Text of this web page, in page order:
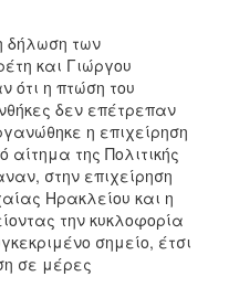
δήλωση των
και Γιώργου
ότι η πτώση του
δεν επέτρεπαν
η επιχείρηση
της Πολιτικής
στην επιχείρηση
Ηρακλείου και η
την κυκλοφορία
σημείο, έτσι
σε μέρες